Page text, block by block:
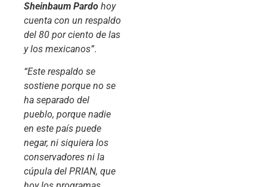
Sheinbaum Pardo hoy
cuenta con un respaldo
del 80 por ciento de las
y los mexicanos”.
“Este respaldo se
sostiene porque no se
ha separado del
pueblo, porque nadie
en este país puede
negar, ni siquiera los
conservadores ni la
cúpula del PRIAN, que